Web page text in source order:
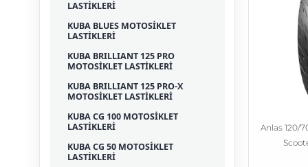
LASTİKLERİ
KUBA BLUES MOTOSİKLET
LASTİKLERİ
KUBA BRILLIANT 125 PRO
MOTOSİKLET LASTİKLERİ
KUBA BRILLIANT 125 PRO-X
MOTOSİKLET LASTİKLERİ
KUBA CG 100 MOTOSİKLET
LASTİKLERİ
KUBA CG 50 MOTOSİKLET
LASTİKLERİ
Anlas 120/